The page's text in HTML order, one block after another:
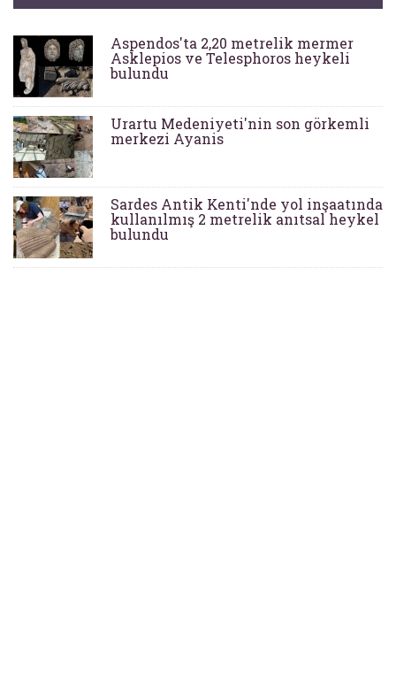
Aspendos'ta 2,20 metrelik mermer
Asklepios ve Telesphoros heykeli
bulundu
Urartu Medeniyeti'nin son görkemli
merkezi Ayanis
Sardes Antik Kenti'nde yol inşaatında
kullanılmış 2 metrelik anıtsal heykel
bulundu